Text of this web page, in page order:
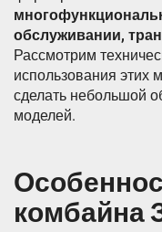
обслуживании,
Рассмотрим
использования
сделать небольшой
моделей.
комбайна